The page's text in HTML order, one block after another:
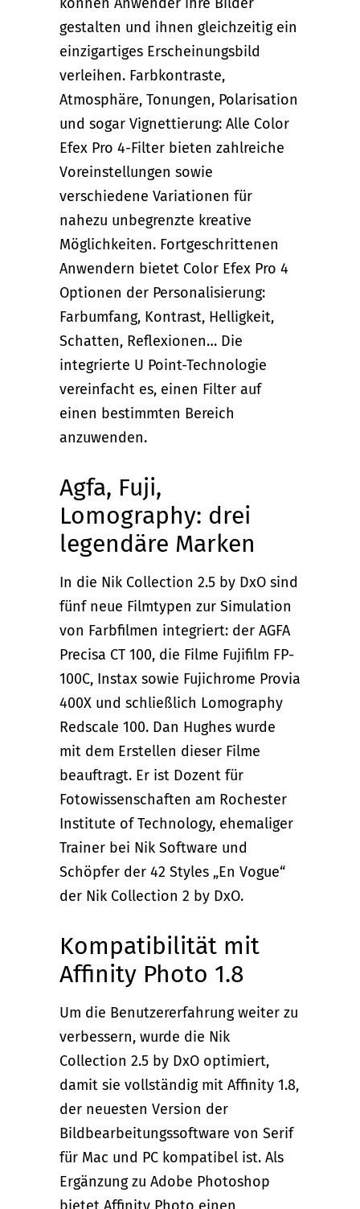
gestalten und ihnen gleichzeitig ein
einzigartiges Erscheinungsbild
verleihen. Farbkontraste,
Atmosphäre, Tonungen, Polarisation
und sogar Vignettierung: Alle Color
Efex Pro 4-Filter bieten zahlreiche
Voreinstellungen sowie
verschiedene Variationen für
nahezu unbegrenzte kreative
Möglichkeiten. Fortgeschrittenen
Anwendern bietet Color Efex Pro 4
Optionen der Personalisierung:
Farbumfang, Kontrast, Helligkeit,
Schatten, Reflexionen… Die
integrierte U Point-Technologie
vereinfacht es, einen Filter auf
einen bestimmten Bereich
anzuwenden.
Agfa, Fuji,
Lomography: drei
legendäre Marken
In die Nik Collection 2.5 by DxO sind
fünf neue Filmtypen zur Simulation
von Farbfilmen integriert: der AGFA
Precisa CT 100, die Filme Fujifilm FP-
100C, Instax sowie Fujichrome Provia
400X und schließlich Lomography
Redscale 100. Dan Hughes wurde
mit dem Erstellen dieser Filme
beauftragt. Er ist Dozent für
Fotowissenschaften am Rochester
Institute of Technology, ehemaliger
Trainer bei Nik Software und
Schöpfer der 42 Styles „En Vogue“
der Nik Collection 2 by DxO.
Kompatibilität mit
Affinity Photo 1.8
Um die Benutzererfahrung weiter zu
verbessern, wurde die Nik
Collection 2.5 by DxO optimiert,
damit sie vollständig mit Affinity 1.8,
der neuesten Version der
Bildbearbeitungssoftware von Serif
für Mac und PC kompatibel ist. Als
Ergänzung zu Adobe Photoshop